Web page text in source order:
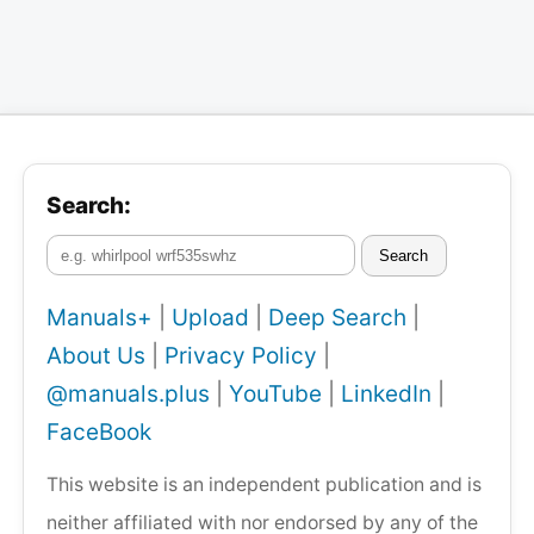
Search:
Search
Manuals+ Upload Deep Search
About Us
Privacy Policy
@manuals.plus
YouTube LinkedIn
FaceBook
This website is an independent publication and is
neither affiliated with nor endorsed by any of the